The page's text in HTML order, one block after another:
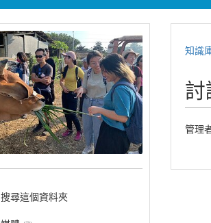
搜尋這個資料夾
知識
管理